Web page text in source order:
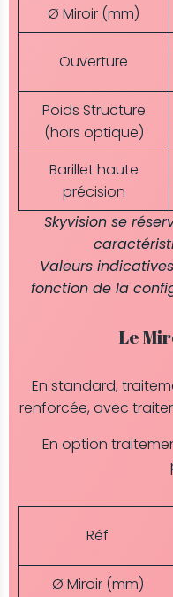
Ø Miroir (mm)
Ouverture
Poids Structure
(hors optique)
Barillet haute
précision
Skyvision se
Valeurs
fonction de la
Le
En standard,
renforcée, avec
En option
Réf
Ø Miroir (mm)